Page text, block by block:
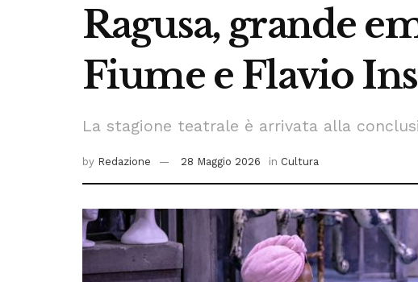
Ragusa, grande
Fiume e Flavio
La stagione teatrale è arrivata alla
by Redazione 28 Maggio 2026 in Cultura